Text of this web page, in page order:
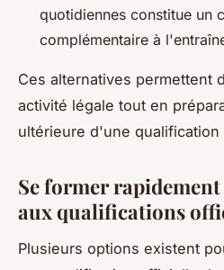
quotidiennes constitue un
complémentaire à
Ces alternatives permettent
activité légale tout en
ultérieure d'une qualification
Se former rapidement
aux qualifications
Plusieurs options existent